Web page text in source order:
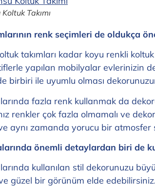
Takımı
renk seçimleri de oldukça
takımları kadar koyu renkli
yapılan mobilyalar evlerinizin
birbiri ile uyumlu olması
fazla renk kullanmak da
renkler çok fazla olmamalı ve
aynı zamanda yorucu bir atmosfer
önemli detaylardan biri de
kullanılan stil dekorunuzu
güzel bir görünüm elde